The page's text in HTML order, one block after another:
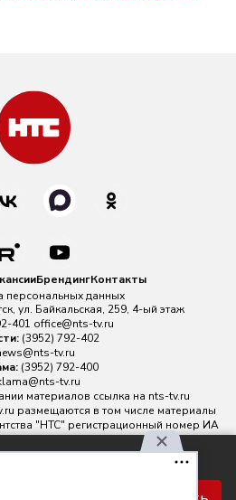
БрендингКонтакты
персональных данных
ул. Байкальская, 259, 4-ый этаж
401 office@nts-tv.ru
(3952) 792-402
tv.ru
(3952) 792-400
tv.ru
материалов ссылка на nts-tv.ru
размещаются в том числе материалы
"НТС" регистрационный номер ИА
Федеральной службой по
технологий и массовых
Иштулкин Евгений Александрович
16+